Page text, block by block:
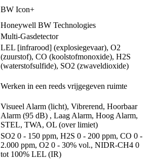
BW Icon+
Honeywell BW Technologies
Multi-Gasdetector
LEL [infrarood] (explosiegevaar), O2
(zuurstof), CO (koolstofmonoxide), H2S
(waterstofsulfide), SO2 (zwaveldioxide)
Werken in een reeds vrijgegeven ruimte
Visueel Alarm (licht), Vibrerend, Hoorbaar
Alarm (95 dB) , Laag Alarm, Hoog Alarm,
STEL, TWA, OL (over limiet)
SO2 0 - 150 ppm, H2S 0 - 200 ppm, CO 0 -
2.000 ppm, O2 0 - 30% vol., NIDR-CH4 0
tot 100% LEL (IR)